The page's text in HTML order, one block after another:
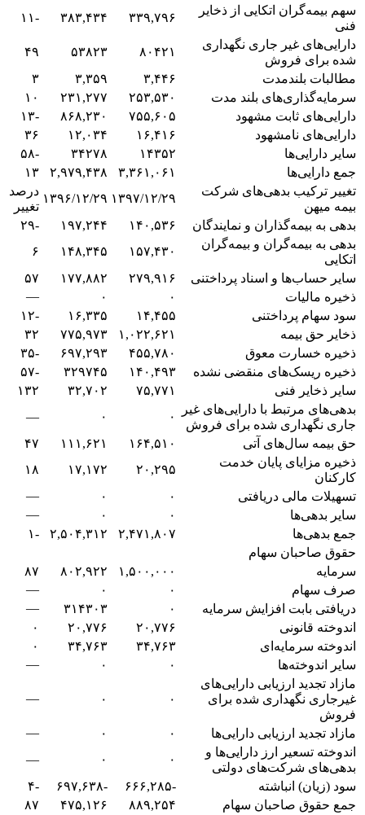
سهم بیمه‌گران اتکایی از ذخایر
فنی
۳۳۹,۷۹۶ ۳۸۳,۴۳۴
-۱۱
دارایی‌های غیر جاری نگهداری
شده برای فروش
۸۰۴۲۱ ۵۳۸۲۳
۴۹
مطالبات بلندمدت
۳,۴۴۶ ۳,۳۵۹
۳
سرمایه‌گذاری‌های بلند مدت
۲۵۳,۵۳۰ ۲۳۱,۲۷۷
۱۰
دارایی‌های ثابت مشهود
۷۵۵,۶۰۵ ۸۶۸,۲۳۰
-۱۳
دارایی‌های نامشهود
۱۶,۴۱۶ ۱۲,۰۳۴
۳۶
سایر دارایی‌ها
۱۴۳۵۲ ۳۴۲۷۸
-۵۸
جمع دارایی‌ها
۳,۳۶۱,۰۶۱ ۲,۹۷۹,۴۳۸
۱۳
تغییر ترکیب بدهی‌های شرکت
بیمه میهن
۱۳۹۷/۱۲/۲۹ ۱۳۹۶/۱۲/۲۹
درصد
تغییر
بدهی به بیمه‌گذاران و نمایندگان
۱۴۰,۵۳۶ ۱۹۷,۲۴۴
-۲۹
بدهی به بیمه‌گران و بیمه‌گران
اتکایی
۱۵۷,۴۳۰ ۱۴۸,۳۴۵
۶
سایر حساب‌ها و اسناد پرداختنی
۲۷۹,۹۱۶ ۱۷۷,۸۸۲
۵۷
ذخیره مالیات
۰ ۰
—
سود سهام پرداختنی
۱۴,۴۵۵ ۱۶,۳۳۵
-۱۲
ذخایر حق بیمه
۱,۰۲۲,۶۲۱ ۷۷۵,۹۷۳
۳۲
ذخیره خسارت معوق
۴۵۵,۷۸۰ ۶۹۷,۲۹۳
-۳۵
ذخیره ریسک‌های منقضی نشده
۱۴۰,۴۹۳ ۳۲۹۷۴۵
-۵۷
سایر ذخایر فنی
۷۵,۷۷۱ ۳۲,۷۰۲
۱۳۲
بدهی‌های مرتبط با دارایی‌های غیر
جاری نگهداری شده برای فروش
۰ ۰
—
حق بیمه سال‌های آتی
۱۶۴,۵۱۰ ۱۱۱,۶۲۱
۴۷
ذخیره مزایای پایان خدمت
کارکنان
۲۰,۲۹۵ ۱۷,۱۷۲
۱۸
تسهیلات مالی دریافتی
۰ ۰
—
سایر بدهی‌ها
۰ ۰
—
جمع بدهی‌ها
۲,۴۷۱,۸۰۷ ۲,۵۰۴,۳۱۲
-۱
حقوق صاحبان سهام
سرمایه
۱,۵۰۰,۰۰۰ ۸۰۲,۹۲۲
۸۷
صرف سهام
۰ ۰
—
دریافتی بابت افزایش سرمایه
۰ ۳۱۴۳۰۳
—
اندوخته قانونی
۲۰,۷۷۶ ۲۰,۷۷۶
۰
اندوخته سرمایه‌ای
۳۴,۷۶۳ ۳۴,۷۶۳
۰
سایر اندوخته‌ها
۰ ۰
—
مازاد تجدید ارزیابی دارایی‌های
غیرجاری نگهداری شده برای
فروش
۰ ۰ —
مازاد تجدید ارزیابی دارایی‌ها ۰ ۰
—
اندوخته تسعیر ارز دارایی‌ها و
بدهی‌های شرکت‌های دولتی
۰ ۰
—
سود (زیان) انباشته
-۶۶۶,۲۸۵ -۶۹۷,۶۳۸
-۴
جمع حقوق صاحبان سهام
۸۸۹,۲۵۴ ۴۷۵,۱۲۶
۸۷